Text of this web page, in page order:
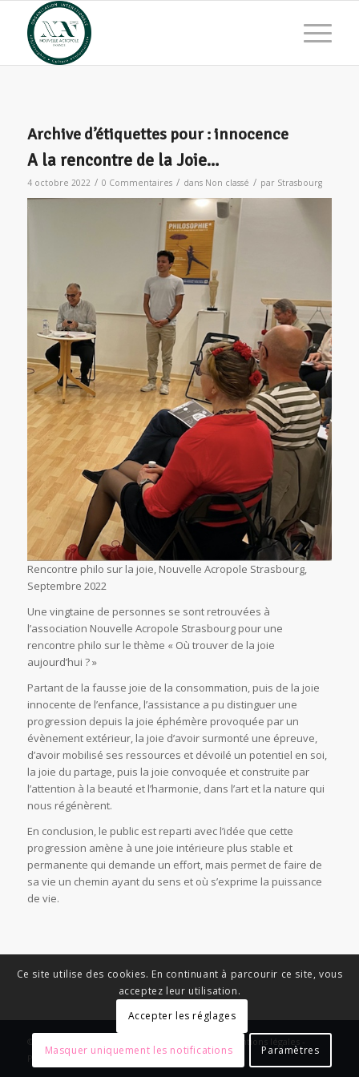
Archive d’étiquettes pour :innocence
A la rencontre de la Joie…
4 octobre 2022 / 0 Commentaires / dans Non classé / par Strasbourg
Rencontre philo sur la joie, Nouvelle Acropole Strasbourg,
Septembre 2022
Une vingtaine de personnes se sont retrouvées à
l’association Nouvelle Acropole Strasbourg pour une
rencontre philo sur le thème « Où trouver de la joie
aujourd’hui ? »
Partant de la fausse joie de la consommation, puis de la joie
innocente de l’enfance, l’assistance a pu distinguer une
progression depuis la joie éphémère provoquée par un
évènement extérieur, la joie d’avoir surmonté une épreuve,
d’avoir mobilisé ses ressources et dévoilé un potentiel en soi,
la joie du partage, puis la joie convoquée et construite par
l’attention à la beauté et l’harmonie, dans l’art et la nature qui
nous régénèrent.
En conclusion, le public est reparti avec l’idée que cette
progression amène à une joie intérieure plus stable et
permanente qui demande un effort, mais permet de faire de
sa vie un chemin ayant du sens et où s’exprime la puissance
de vie.
© Copyright - News Nouvelle Acropole - 2023 - Mentions légales -
Politique de confidentialité
Ce site utilise des cookies. En continuant à parcourir ce site, vous
acceptez leur utilisation.
Accepter les réglages
Masquer uniquement les notifications Paramètres